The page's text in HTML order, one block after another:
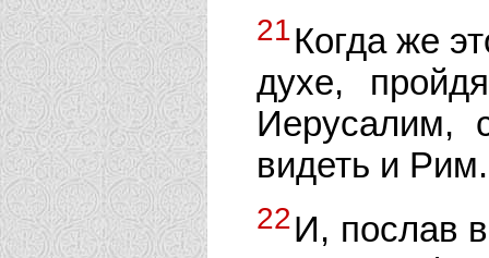
21Когда же
духе,
Иерусалим,
видеть и Рим.
22И, послав